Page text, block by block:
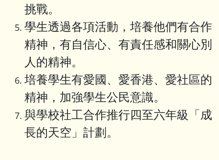
挑戰。
學生透過各項活動，培養他們有合作
精神，有自信心、有責任感和關心別
人的精神。
培養學生有愛國、愛香港、愛社區的
精神，加強學生公民意識。
與學校社工合作推行四至六年級「成
長的天空」計劃。